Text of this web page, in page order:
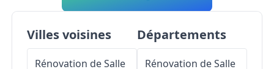
Villes voisines
Rénovation de Salle
Départements
Rénovation de Salle